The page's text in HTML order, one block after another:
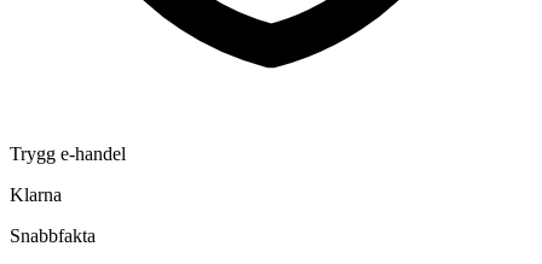
Trygg e-handel
Klarna
Snabbfakta